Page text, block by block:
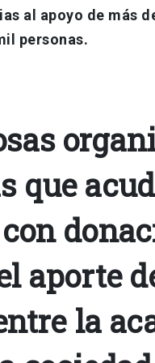
al apoyo de más
personas.
que
aporte
la